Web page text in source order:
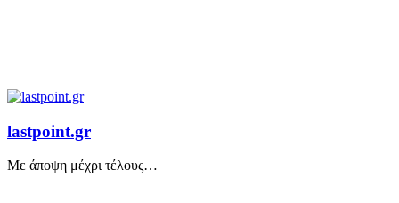
lastpoint.gr
Με άποψη μέχρι τέλους…